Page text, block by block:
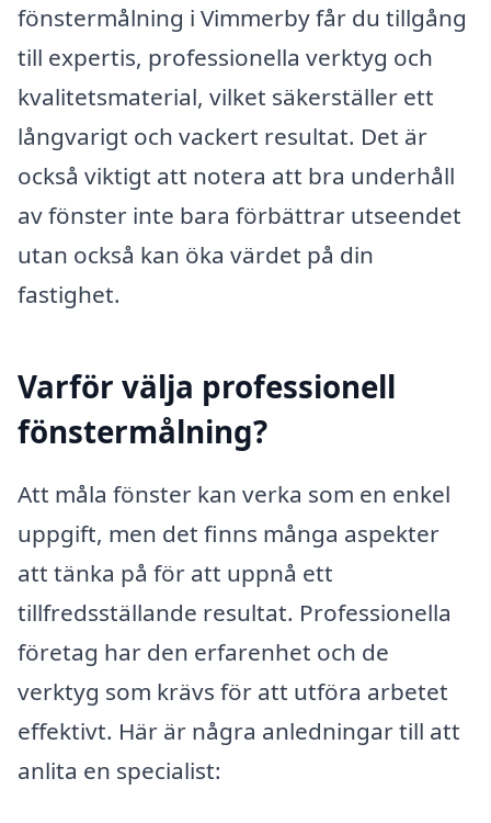
fönstermålning i Vimmerby får du tillgång
till expertis, professionella verktyg och
kvalitetsmaterial, vilket säkerställer ett
långvarigt och vackert resultat. Det är
också viktigt att notera att bra underhåll
av fönster inte bara förbättrar utseendet
utan också kan öka värdet på din
fastighet.
Varför välja professionell
fönstermålning?
Att måla fönster kan verka som en enkel
uppgift, men det finns många aspekter
att tänka på för att uppnå ett
tillfredsställande resultat. Professionella
företag har den erfarenhet och de
verktyg som krävs för att utföra arbetet
effektivt. Här är några anledningar till att
anlita en specialist: